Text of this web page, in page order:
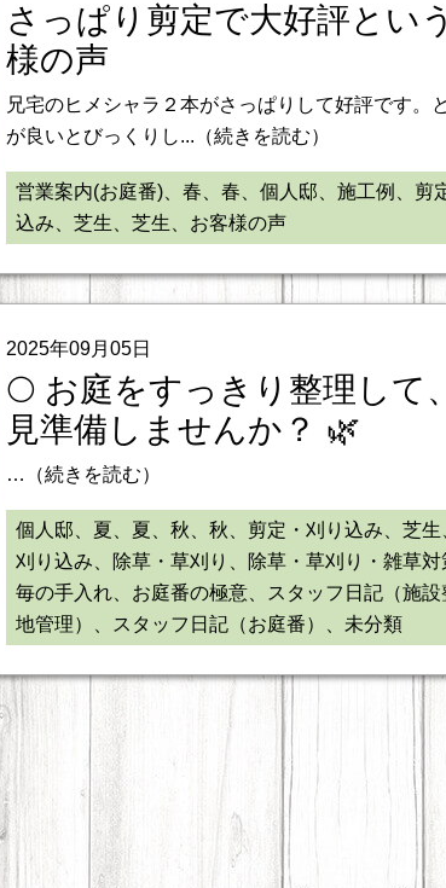
さっぱり剪定で大好評とい
様の声
兄宅のヒメシャラ２本がさっぱりして好評です。
が良いとびっくりし...（続きを読む）
営業案内(お庭番)、春、春、個人邸、施工例、剪
込み、芝生、芝生、お客様の声
2025年09月05日
🌕 お庭をすっきり整理して
見準備しませんか？ 🌿
…（続きを読む）
個人邸、夏、夏、秋、秋、剪定・刈り込み、芝生
刈り込み、除草・草刈り、除草・草刈り・雑草対
毎の手入れ、お庭番の極意、スタッフ日記（施設
地管理）、スタッフ日記（お庭番）、未分類